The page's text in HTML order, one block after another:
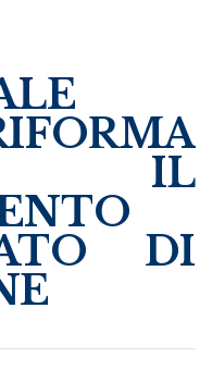
IL
DI